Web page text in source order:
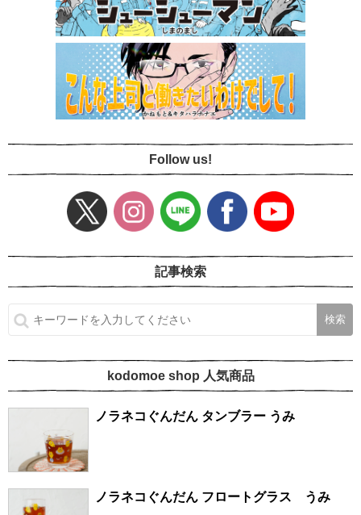
Follow us!
記事検索
kodomoe shop 人気商品
ノラネコぐんだん タンブラー うみ
ノラネコぐんだん フロートグラス うみ